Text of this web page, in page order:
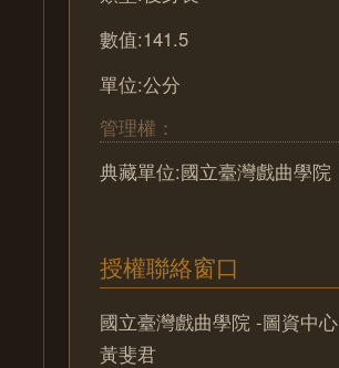
數值:141.5
單位:公分
管理權：
典藏單位:國立臺灣戲曲學院
授權聯絡窗口
國立臺灣戲曲學院 -圖資中心
黃斐君